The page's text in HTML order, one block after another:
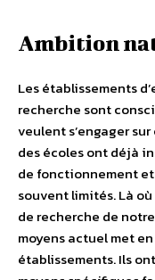
Ambition
Les établissements
recherche sont
veulent s’engager
des écoles ont déjà
de fonctionnement et
souvent limités. Là
de recherche de
moyens actuel met
établissements. Ils